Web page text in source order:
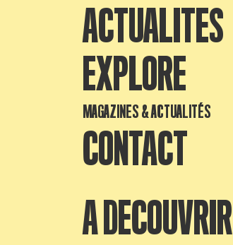
ACTUALITES
EXPLORE
MAGAZINES & ACTUALITÉS
CONTACT
A DECOUVRIR